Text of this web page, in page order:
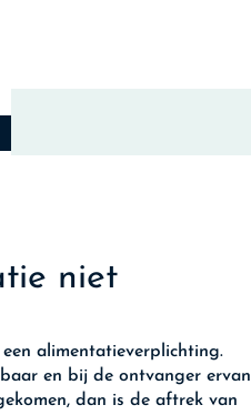
niet
alimentatieverplichting.
en bij de ontvanger ervan
dan is de aftrek van